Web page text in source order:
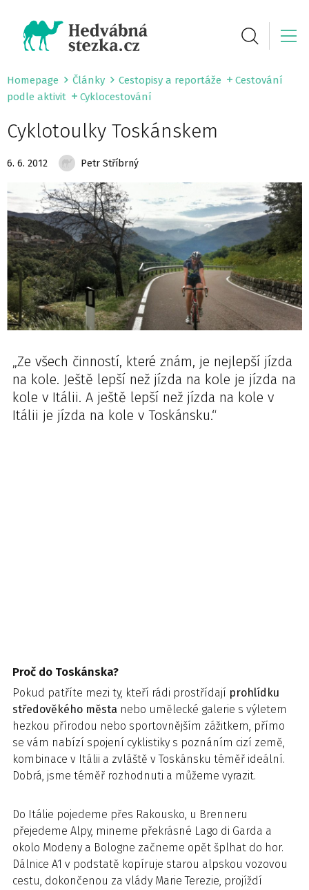
Homepage Články Cestopisy a reportáže
Cestování
podle aktivit
Cyklocestování
Cyklotoulky Toskánskem
6. 6. 2012 Petr Stříbrný
„Ze všech činností, které znám, je nejlepší jízda
na kole. Ještě lepší než jízda na kole je jízda na
kole v Itálii. A ještě lepší než jízda na kole v
Itálii je jízda na kole v Toskánsku.“
Proč do Toskánska?
Pokud patříte mezi ty, kteří rádi prostřídají prohlídku
středověkého města nebo umělecké galerie s výletem
hezkou přírodou nebo sportovnějším zážitkem, přímo
se vám nabízí spojení cyklistiky s poznáním cizí země,
kombinace v Itálii a zvláště v Toskánsku téměř ideální.
Dobrá, jsme téměř rozhodnuti a můžeme vyrazit.
Do Itálie pojedeme přes Rakousko, u Brenneru
přejedeme Alpy, mineme překrásné Lago di Garda a
okolo Modeny a Bologne začneme opět šplhat do hor.
Dálnice A1 v podstatě kopíruje starou alpskou vozovou
cestu, dokončenou za vlády Marie Terezie, projíždí